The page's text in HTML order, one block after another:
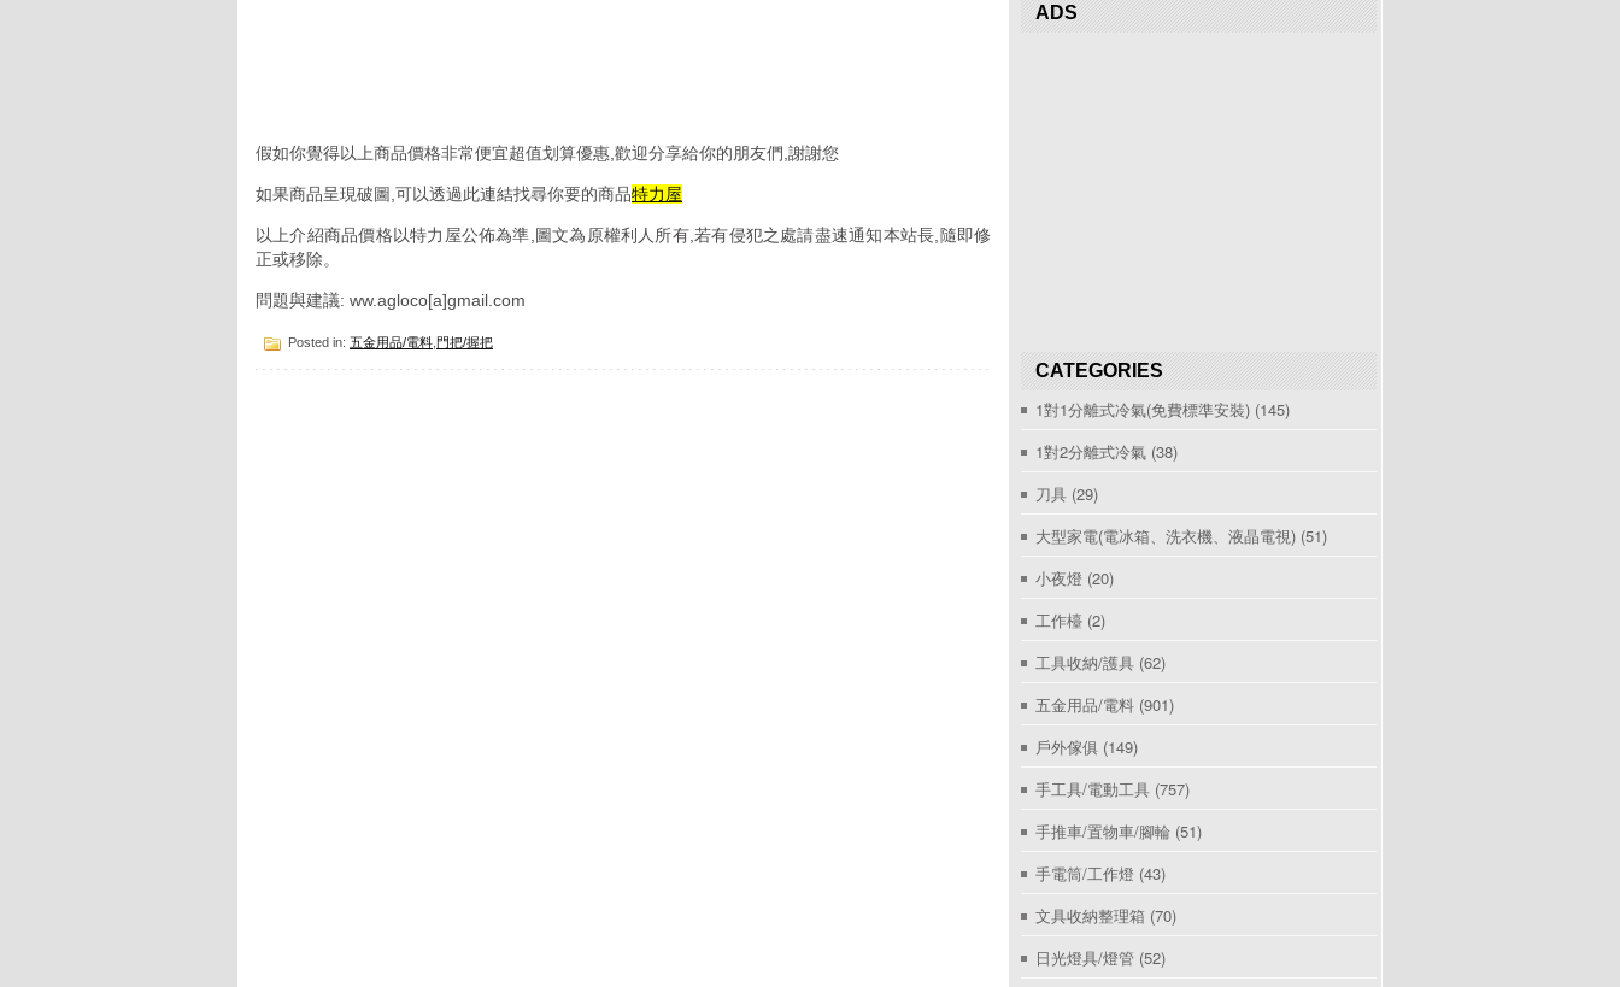
假如你覺得以上商品價格非常便宜超值划算優惠,歡迎分享給你的朋友們,謝謝您
如果商品呈現破圖,可以透過此連結找尋你要的商品特力屋
以上介紹商品價格以特力屋公佈為準,圖文為原權利人所有,若有侵犯之處請盡速通知本站長,隨即修
正或移除。
問題與建議: ww.agloco[a]gmail.com
Posted in: 五金用品/電料 門把/握把
ADS
CATEGORIES
1對1分離式冷氣(免費標準安裝) (145)
1對2分離式冷氣 (38)
刀具 (29)
大型家電(電冰箱、洗衣機、液晶電視) (51)
小夜燈 (20)
工作檯 (2)
工具收納/護具 (62)
五金用品/電料 (901)
戶外傢俱 (149)
手工具/電動工具 (757)
手推車/置物車/腳輪 (51)
手電筒/工作燈 (43)
文具收納整理箱 (70)
日光燈具/燈管 (52)